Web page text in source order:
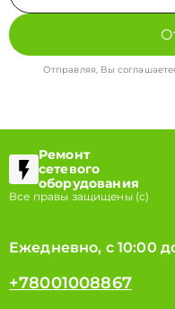
Отправляя, Вы
Ремонт
сетевого
оборудования
Все правы защищены (с)
Ежедневно, с 10:00
+78001008867